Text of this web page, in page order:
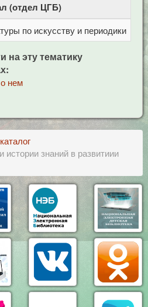
(отдел ЦГБ)
по искусству и периодики
на эту тематику
нем
знаний в развитиии